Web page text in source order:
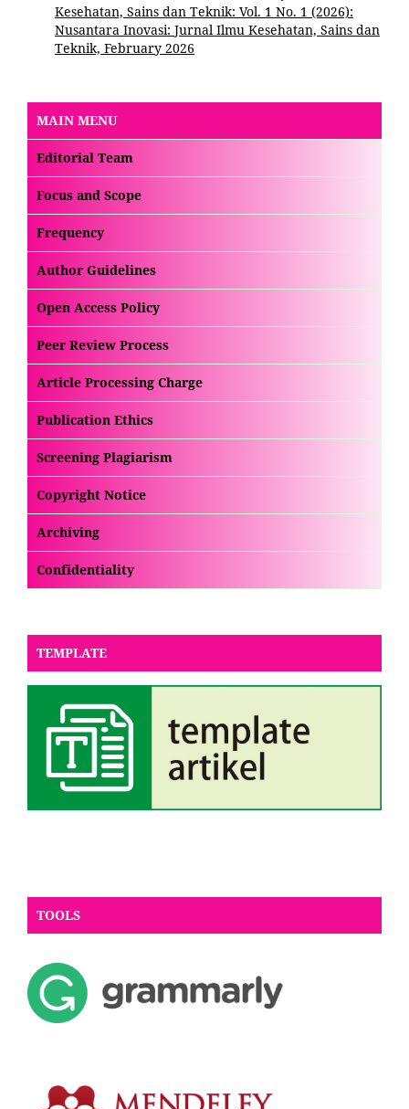
Kesehatan, Sains dan Teknik: Vol. 1 No. 1 (2026):
Nusantara Inovasi: Jurnal Ilmu Kesehatan, Sains dan
Teknik, February 2026
MAIN MENU
Editorial Team
Focus and Scope
Frequency
Author Guidelines
Open Access Policy
Peer Review Process
Article Processing Charge
Publication Ethics
Screening Plagiarism
Copyright Notice
Archiving
Confidentiality
TEMPLATE
TOOLS